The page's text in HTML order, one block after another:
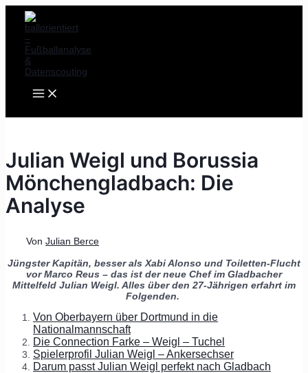
Zum
Inhalt
springen
MENU
Julian Weigl und Borussia
Mönchengladbach: Die
Analyse
Von Julian Berce
Jüngster Kapitän, besser als Xabi Alonso und Toiletten-Flucht
vor Marco Reus – das ist der neue Chef im Gladbacher
Mittelfeld Julian Weigl. Alles über den 27-Jährigen erfahrt im
Folgenden.
Von Oberbayern über Dortmund in die
Nationalmannschaft
Die Connection Farke – Weigl – Tuche
Spielerprofil Julian Weigl – Ankersechser
Darum passt Julian Weigl perfekt nach Gladbach
Post
navigation